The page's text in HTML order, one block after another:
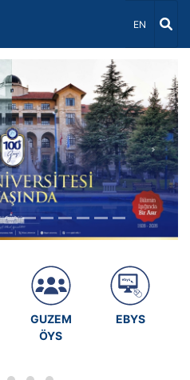
Dil Seçiniz
EN
GUZEM
ÖYS
EBYS